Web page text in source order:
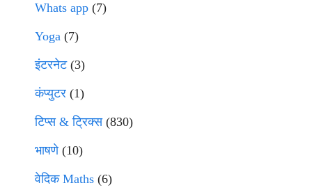
Whats app (7)
Yoga (7)
इंटरनेट(3)
कंप्युटर (1)
टिप्स & ट्रिक्स(830)
भाषणे(10)
वेदिक Maths (6)